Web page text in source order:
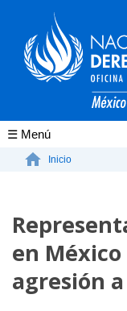
Conócenos
La ONU-DH en
Vacantes ONU-DH
ONU-DH en el tiempo
Inicio
en
agresión